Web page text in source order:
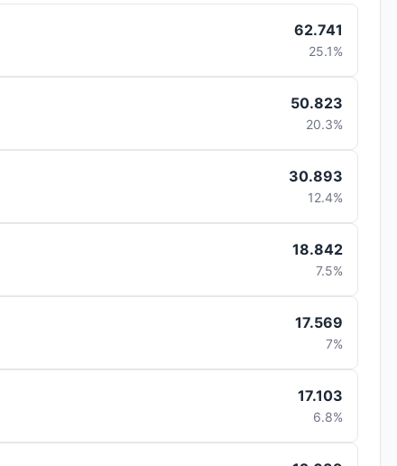
62.741
25.1%
50.823
20.3%
30.893
12.4%
18.842
7.5%
17.569
7%
17.103
6.8%